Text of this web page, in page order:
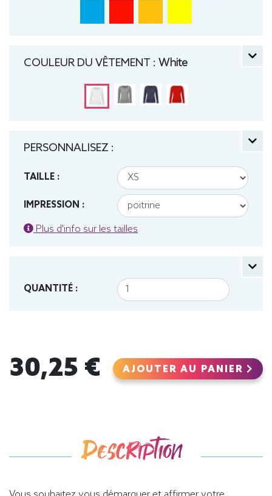
COULEUR DU VÊTEMENT : White
PERSONNALISEZ :
TAILLE :
IMPRESSION :
Plus d'info sur les tailles
QUANTITÉ :
30,25 € AJOUTER AU PANIER
Description